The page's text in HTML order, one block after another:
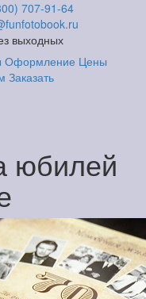
707-91-64
выходных
Оформление Цены
Заказать
юбилей